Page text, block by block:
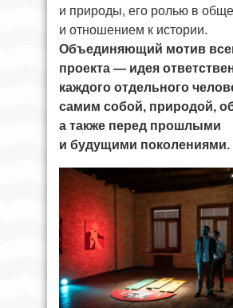
и природы, его ролью в
и отношением к истории.
Объединяющий мотив
проекта — идея
каждого отдельного
самим собой, природой,
а также перед прошлыми
и будущими поколениями.